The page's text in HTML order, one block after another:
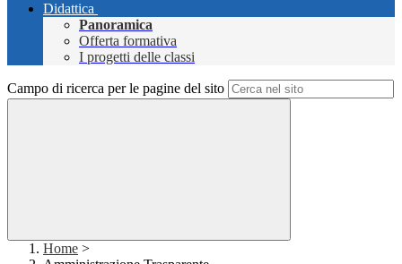
Didattica
Panoramica
Offerta formativa
I progetti delle classi
Campo di ricerca per le pagine del sito
Home >